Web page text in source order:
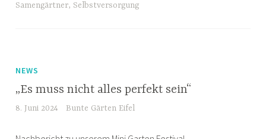
Samengärtner, Selbstversorgung
NEWS
„Es muss nicht alles perfekt sein“
8. Juni 2024 Bunte Gärten Eifel